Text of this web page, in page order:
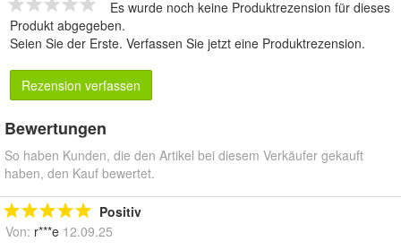
Es wurde noch keine Produktrezension für dieses
Produkt abgegeben.
Seien Sie der Erste. Verfassen Sie jetzt eine Produktrezension.
Rezension verfassen
Bewertungen
So haben Kunden, die den Artikel bei diesem Verkäufer gekauft
haben, den Kauf bewertet.
Positiv
Von: r***e 12.09.25